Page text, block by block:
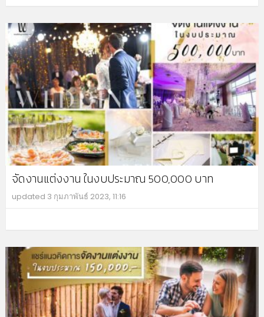
จัดงานแต่งงาน ในงบประมาณ 500,000 บาท
updated 3 กุมภาพันธ์ 2023, 11:16